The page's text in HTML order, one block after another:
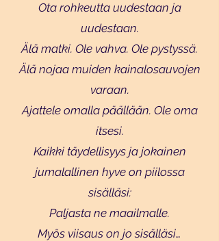
Ota rohkeutta uudestaan ja
uudestaan.
Älä matki. Ole vahva. Ole pystyssä.
Älä nojaa muiden kainalosauvojen
varaan.
Ajattele omalla päällään. Ole oma
itsesi.
Kaikki täydellisyys ja jokainen
jumalallinen hyve on piilossa
sisälläsi:
Paljasta ne maailmalle.
Myös viisaus on jo sisälläsi…